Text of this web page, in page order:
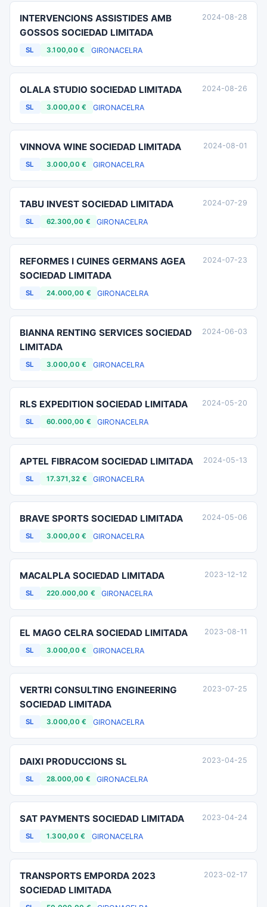
INTERVENCIONS ASSISTIDES AMB
GOSSOS SOCIEDAD LIMITADA
SL 3.100,00 € GIRONACELRA
2024-08-28
OLALA STUDIO SOCIEDAD LIMITADA
SL 3.000,00 € GIRONACELRA
2024-08-26
VINNOVA WINE SOCIEDAD LIMITADA
SL 3.000,00 € GIRONACELRA
2024-08-01
TABU INVEST SOCIEDAD LIMITADA
SL 62.300,00 € GIRONACELRA
2024-07-29
REFORMES I CUINES GERMANS AGEA
SOCIEDAD LIMITADA
SL 24.000,00 € GIRONACELRA
2024-07-23
BIANNA RENTING SERVICES SOCIEDAD
LIMITADA
SL 3.000,00 € GIRONACELRA
2024-06-03
RLS EXPEDITION SOCIEDAD LIMITADA
SL 60.000,00 € GIRONACELRA
2024-05-20
APTEL FIBRACOM SOCIEDAD LIMITADA
SL 17.371,32 € GIRONACELRA
2024-05-13
BRAVE SPORTS SOCIEDAD LIMITADA
SL 3.000,00 € GIRONACELRA
2024-05-06
MACALPLA SOCIEDAD LIMITADA
SL 220.000,00 € GIRONACELRA
2023-12-12
EL MAGO CELRA SOCIEDAD LIMITADA
SL 3.000,00 € GIRONACELRA
2023-08-11
VERTRI CONSULTING ENGINEERING
SOCIEDAD LIMITADA
SL 3.000,00 € GIRONACELRA
2023-07-25
DAIXI PRODUCCIONS SL
SL 28.000,00 € GIRONACELRA
2023-04-25
SAT PAYMENTS SOCIEDAD LIMITADA
SL 1.300,00 € GIRONACELRA
2023-04-24
TRANSPORTS EMPORDA 2023
SOCIEDAD LIMITADA
2023-02-17